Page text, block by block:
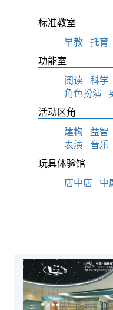
标准教室
早教 托育
功能室
阅读 科学
角色扮演
活动区角
建构
益智
表演 音乐
玩具体验馆
店中店
中